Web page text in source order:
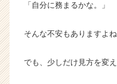
ウ
が
就
「自分に務まるかな。」
そんな不安もありますよね
でも、少しだけ見方を変